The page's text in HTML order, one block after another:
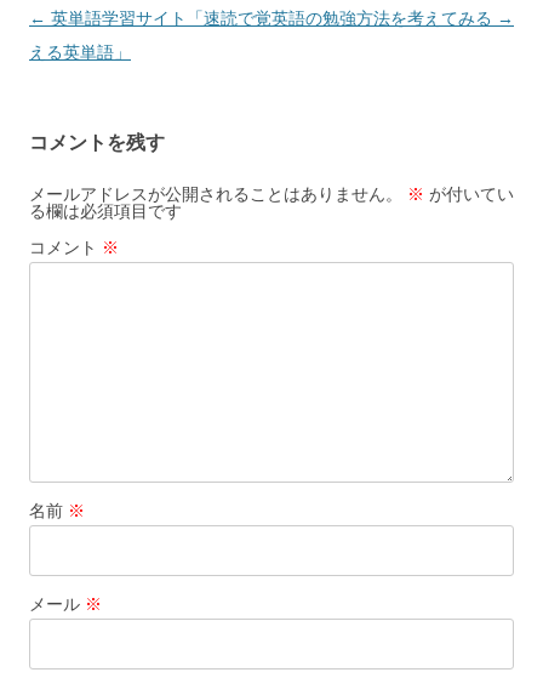
投
稿
ゲ
ー
シ
ョ
← 英単語学習サイト「速読で覚
える英単語」
英語の勉強方法を考えてみる →
コメントを残す
メールアドレスが公開されることはありません。 ※ が付いてい
る欄は必須項目です
コメント ※
名前 ※
メール ※